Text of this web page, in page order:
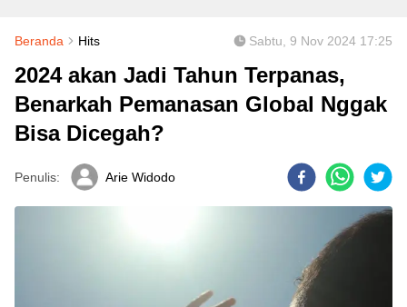
Beranda Hits Sabtu, 9 Nov 2024 17:25
2024 akan Jadi Tahun Terpanas,
Benarkah Pemanasan Global Nggak
Bisa Dicegah?
Penulis: Arie Widodo